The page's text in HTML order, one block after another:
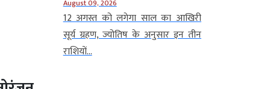
August 09, 2026
12 अगस्त को लगेगा साल का आखिरी
सूर्य ग्रहण, ज्योतिष के अनुसार इन तीन
राशियों...